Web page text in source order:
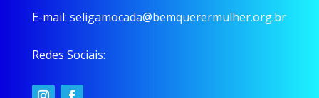
E-mail: seligamocada@bemquerermulher.org.br
Redes Sociais: